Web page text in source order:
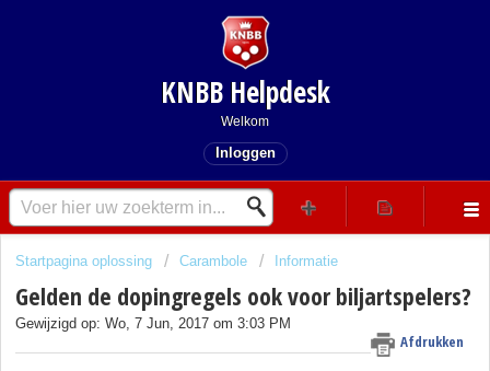
KNBB Helpdesk
Welkom
Inloggen
Startpagina oplossing Carambole Informatie
Gelden de dopingregels ook voor biljartspelers?
Afdrukken
Gewijzigd op: Wo, 7 Jun, 2017 om 3:03 PM